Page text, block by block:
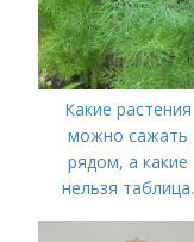
Какие растения
можно сажать
рядом, а какие
нельзя таблица.